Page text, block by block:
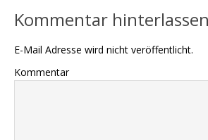
Kommentar hinterlassen
E-Mail Adresse wird nicht veröffentlicht.
Kommentar